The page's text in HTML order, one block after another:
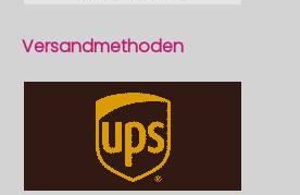
Versandmethoden